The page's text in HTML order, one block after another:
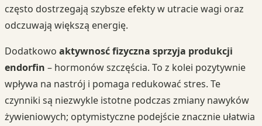
często dostrzegają szybsze efekty w utracie wagi oraz
odczuwają większą energię.
Dodatkowo aktywnosć fizyczna sprzyja produkcji
endorfin – hormonów szczęścia. To z kolei pozytywnie
wpływa na nastrój i pomaga redukować stres. Te
czynniki są niezwykle istotne podczas zmiany nawyków
żywieniowych; optymistyczne podejście znacznie ułatwia